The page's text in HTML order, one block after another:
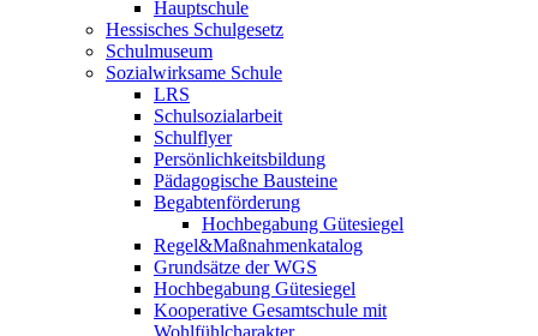
Hauptschule
Hessisches Schulgesetz
Schulmuseum
Sozialwirksame Schule
LRS
Schulsozialarbeit
Schulflyer
Persönlichkeitsbildung
Pädagogische Bausteine
Begabtenförderung
Hochbegabung Gütesiegel
Regel&Maßnahmenkatalog
Grundsätze der WGS
Hochbegabung Gütesiegel
Kooperative Gesamtschule mit
Wohlfühlcharakter